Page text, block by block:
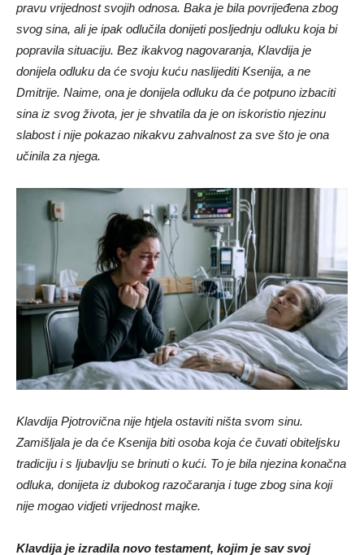
svog sina, ali je ipak odlučila donijeti posljednju odluku koja bi
popravila situaciju. Bez ikakvog nagovaranja, Klavdija je
donijela odluku da će svoju kuću naslijediti Ksenija, a ne
Dmitrije. Naime, ona je donijela odluku da će potpuno izbaciti
sina iz svog života, jer je shvatila da je on iskoristio njezinu
slabost i nije pokazao nikakvu zahvalnost za sve što je ona
učinila za njega.
Zamišljala je da će Ksenija biti osoba koja će čuvati obiteljsku
tradiciju i s ljubavlju se brinuti o kući. To je bila njezina konačna
odluka, donijeta iz dubokog razočaranja i tuge zbog sina koji
nije mogao vidjeti vrijednost majke.